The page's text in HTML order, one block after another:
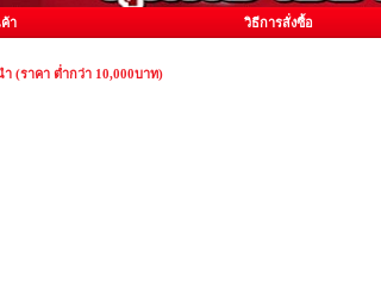
า วิธีการสั่งซื้อ
(ราคา ต่ำกว่า 10,000บาท)